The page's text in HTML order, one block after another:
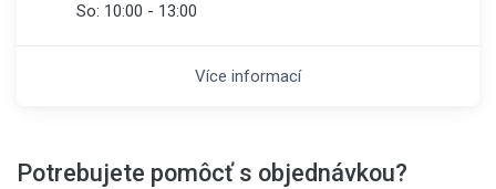
So: 10:00 - 13:00
Více informací
Potrebujete pomôcť s objednávkou?